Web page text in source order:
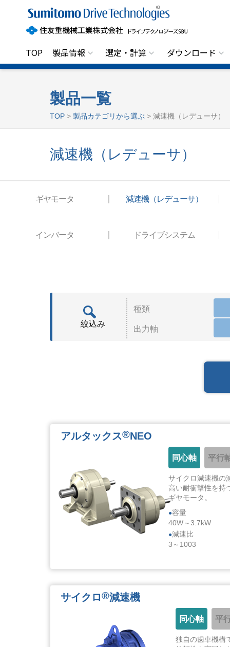
住
友
重
機
工
業
株
ー
TOP 製品情報 選定・計算 ダウンロード
製品一覧
TOP >製品カテゴリから選ぶ > 減速機（レデューサ）
減速機（レデューサ）
ギヤモータ 減速機（レデューサ）
インバータ ドライブシステム
絞込み
種類
出力軸
アルタックス®NEO
同心軸 平行
サイクロ減速機の
高い耐衝撃性を持
ギヤモータ。
容量
40W～3.7kW
減速比
3～1003
サイクロ®減速機
同心軸 平
独自の歯車機構